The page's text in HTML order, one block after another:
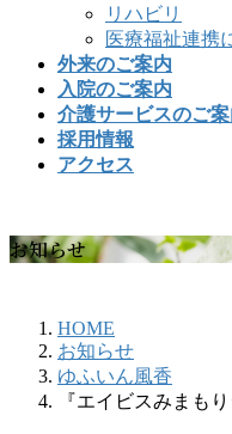
リハビリ
医療福祉連携
外来のご案内
入院のご案内
介護サービスのご案
採用情報
アクセス
お知らせ
HOME
お知らせ
ゆふいん風香
『エイビスみまも